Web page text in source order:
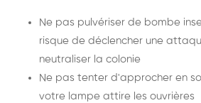
Ne pas pulvériser de bombe
risque de déclencher une
neutraliser la colonie
Ne pas tenter d'approcher en
votre lampe attire les ouvrières